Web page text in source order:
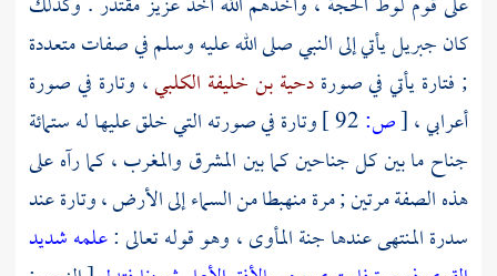
كانجبريليأتي إلى النبي صلى الله عليه وسلم في صفات متعددة
; فتارة يأتي في صورةدحية بن خليفة الكلبي، وتارة في صورة
أعرابي ،[ص:
وتارة في صورته التي خلق عليها له ستمائة
جناح ما بين كل جناحين كما بين المشرق والمغرب ، كما رآه على
هذه الصفة مرتين ; مرة منهبطا من السماء إلى الأرض ، وتارة عند
سدرة المنتهى عندها جنة المأوى ، وهو قوله تعالى :علمه شديد